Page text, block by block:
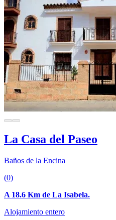
La Casa del Paseo
Baños de la Encina
(0)
A 18.6 Km de La Isabela.
Alojamiento entero